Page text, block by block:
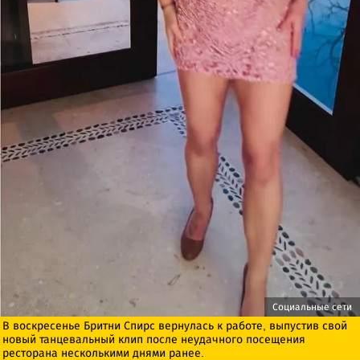
Социальные сети
В воскресенье Бритни Спирс вернулась к работе, выпустив свой
новый танцевальный клип после неудачного посещения
ресторана несколькими днями ранее.